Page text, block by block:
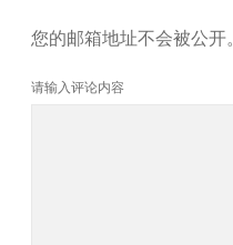
您的邮箱地址不会被公开。
请输入评论内容